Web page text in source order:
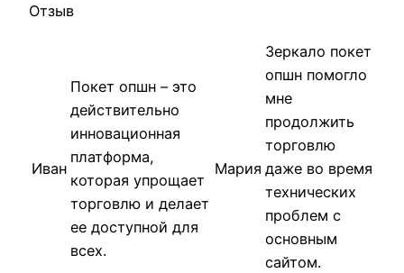
Отзыв
Иван
Покет опшн – это
действительно
инновационная
платформа,
которая упрощает
торговлю и делает
ее доступной для
всех.
Мария
Зеркало покет
опшн помогло
мне
продолжить
торговлю
даже во время
технических
проблем с
основным
сайтом.